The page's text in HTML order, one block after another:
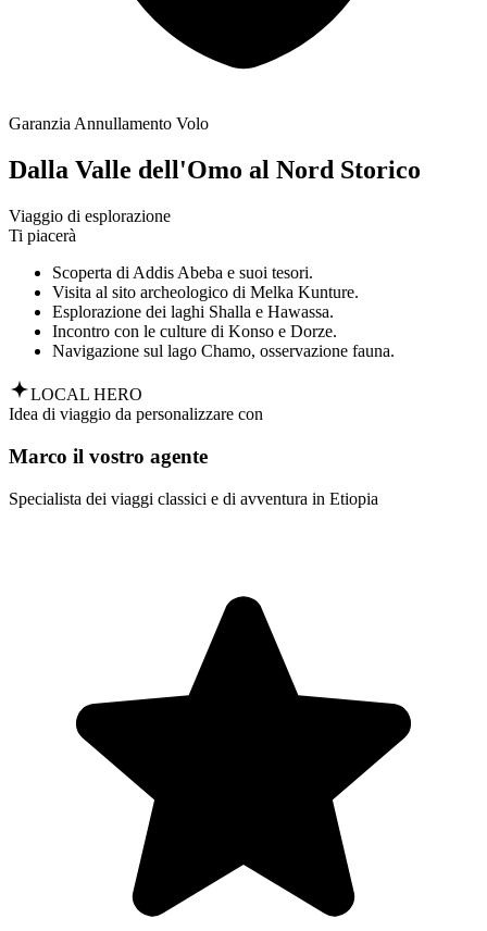
Garanzia Annullamento Volo
Dalla Valle dell'Omo al Nord Storico
Viaggio di esplorazione
Ti piacerà
Scoperta di Addis Abeba e suoi tesori.
Visita al sito archeologico di Melka Kunture.
Esplorazione dei laghi Shalla e Hawassa.
Incontro con le culture di Konso e Dorze.
Navigazione sul lago Chamo, osservazione fauna.
LOCAL HERO
Idea di viaggio da personalizzare con
Marco il vostro agente
Specialista dei viaggi classici e di avventura in Etiopia